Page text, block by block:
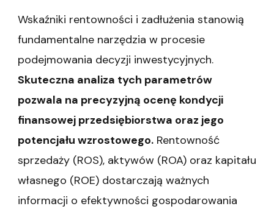
Wskaźniki rentowności i zadłużenia stanowią
fundamentalne narzędzia w procesie
podejmowania decyzji inwestycyjnych.
Skuteczna analiza tych parametrów
pozwala na precyzyjną ocenę kondycji
finansowej przedsiębiorstwa oraz jego
potencjału wzrostowego. Rentowność
sprzedaży (ROS), aktywów (ROA) oraz kapitału
własnego (ROE) dostarczają ważnych
informacji o efektywności gospodarowania